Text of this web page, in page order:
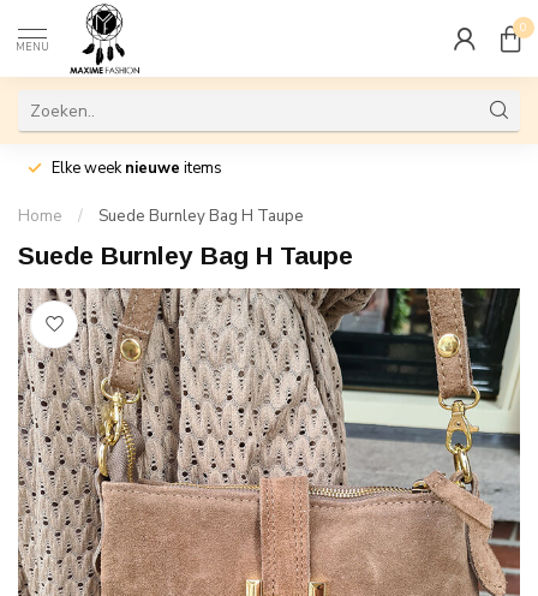
MENU
0
Elke weeknieuwe items
Home / Suede Burnley Bag H Taupe
Suede Burnley Bag H Taupe